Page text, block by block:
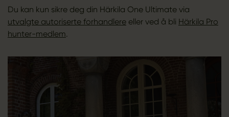
Du kan kun sikre deg din Härkila One Ultimate via
utvalgte autoriserte forhandlereeller ved å bli Härkila Pro
hunter-medlem.